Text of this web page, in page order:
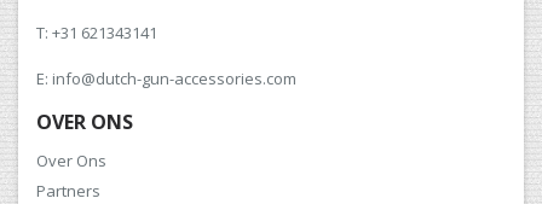
T: +31 621343141
E: info@dutch-gun-accessories.com
OVER ONS
Over Ons
Partners